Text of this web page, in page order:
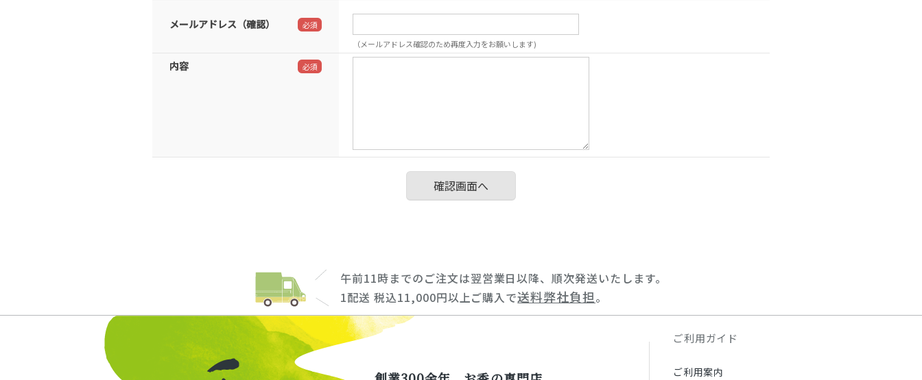
メールアドレス（確認）
（メールアドレス確認のため再度入力をお願いします)
内容
午前11時までのご注文は翌営業日以降、順次発送いたします。
1配送 税込11,000円以上ご購入で送料弊社負担。
ご利用ガイド
ご利用案内